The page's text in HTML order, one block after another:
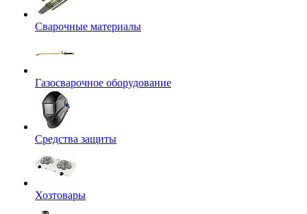
Сварочные материалы
Газосварочное оборудование
Средства защиты
Хозтовары